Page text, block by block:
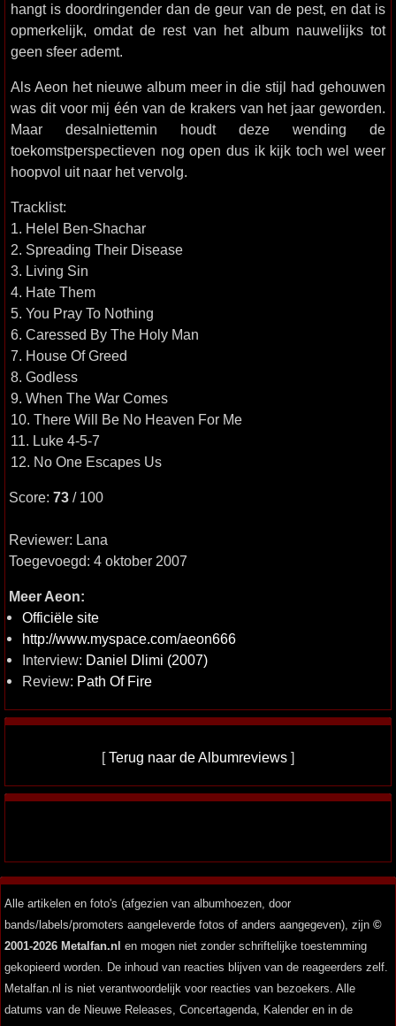
hangt is doordringender dan de geur van de pest, en dat is
opmerkelijk, omdat de rest van het album nauwelijks tot
geen sfeer ademt.
Als Aeon het nieuwe album meer in die stijl had gehouwen
was dit voor mij één van de krakers van het jaar geworden.
Maar desalniettemin houdt deze wending de
toekomstperspectieven nog open dus ik kijk toch wel weer
hoopvol uit naar het vervolg.
Tracklist:
1. Helel Ben-Shachar
2. Spreading Their Disease
3. Living Sin
4. Hate Them
5. You Pray To Nothing
6. Caressed By The Holy Man
7. House Of Greed
8. Godless
9. When The War Comes
10. There Will Be No Heaven For Me
11. Luke 4-5-7
12. No One Escapes Us
Score: 73 / 100
Reviewer: Lana
Toegevoegd: 4 oktober 2007
Meer Aeon:
Officiële site
http://www.myspace.com/aeon666
Interview: Daniel Dlimi (2007)
Review: Path Of Fire
[Terug naar de Albumreviews ]
Alle artikelen en foto's (afgezien van albumhoezen, door
bands/labels/promoters aangeleverde fotos of anders aangegeven), zijn ©
2001-2026 Metalfan.nl en mogen niet zonder schriftelijke toestemming
gekopieerd worden. De inhoud van reacties blijven van de reageerders zelf.
Metalfan.nl is niet verantwoordelijk voor reacties van bezoekers. Alle
datums van de Nieuwe Releases, Concertagenda, Kalender en in de